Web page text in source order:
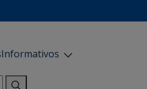
Informativos